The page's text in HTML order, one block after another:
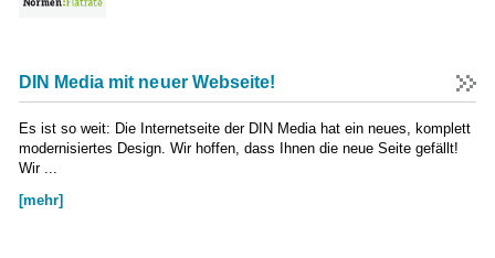
DIN Media mit neuer Webseite!
Es ist so weit: Die Internetseite der DIN Media hat ein neues, komplett
modernisiertes Design. Wir hoffen, dass Ihnen die neue Seite gefällt!
Wir ...
[mehr]